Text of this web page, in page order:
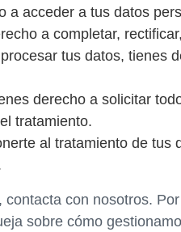
a acceder a tus datos
a completar,
tus datos, tienes
derecho a solicitar
tratamiento.
al tratamiento de
con nosotros.
sobre cómo